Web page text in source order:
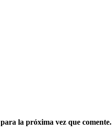
la próxima vez que comente.